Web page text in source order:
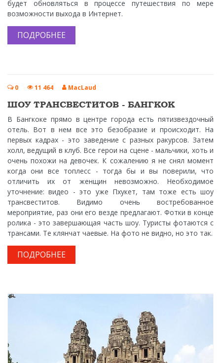
будет обновляться в процессе путешествия по мере
возможности выхода в Интернет.
ПОДРОБНЕЕ
0 11 464 MacLaud
ШОУ ТРАНСВЕСТИТОВ - БАНГКОК
В Бангкоке прямо в центре города есть пятизвездочный
отель. Вот в нем все это безобразие и происходит. На
первых кадрах - это заведение с разных ракурсов. Затем
холл, ведущий в клуб. Все герои на сцене - мальчики, хоть и
очень похожи на девочек. К сожалению я не снял момент
когда они все топлесс - тогда бы и вы поверили, что
отличить их от женщин невозможно. Необходимое
уточнение: видео - это уже Пхукет, там тоже есть шоу
трансвеститов. Видимо очень востребованное
мероприятие, раз они его везде предлагают. Фотки в конце
ролика - это завершающая часть шоу. Туристы фотаются с
трансами. Те клянчат чаевые. На фото не видно, но это так.
ПОДРОБНЕЕ